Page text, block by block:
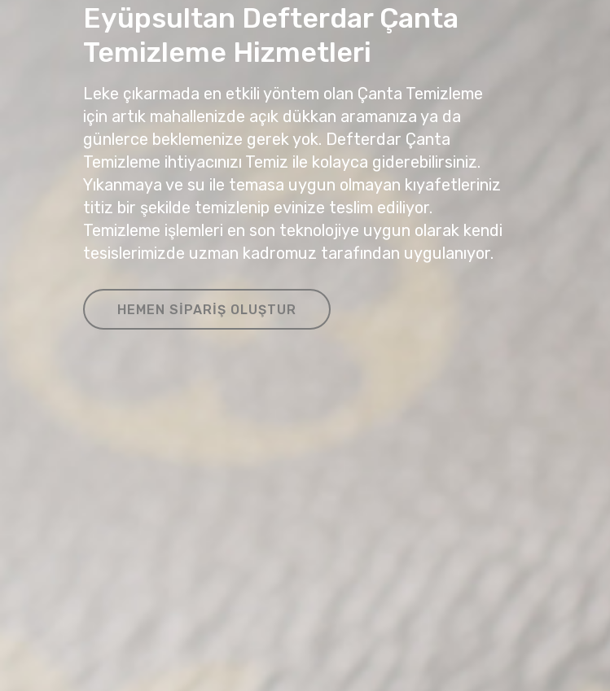
Eyüpsultan Defterdar Çanta
Temizleme Hizmetleri
Leke çıkarmada en etkili yöntem olan Çanta Temizleme
için artık mahallenizde açık dükkan aramanıza ya da
günlerce beklemenize gerek yok. Defterdar Çanta
Temizleme ihtiyacınızı Temiz ile kolayca giderebilirsiniz.
Yıkanmaya ve su ile temasa uygun olmayan kıyafetleriniz
titiz bir şekilde temizlenip evinize teslim ediliyor.
Temizleme işlemleri en son teknolojiye uygun olarak kendi
tesislerimizde uzman kadromuz tarafından uygulanıyor.
HEMEN SIPARIŞ OLUŞTUR